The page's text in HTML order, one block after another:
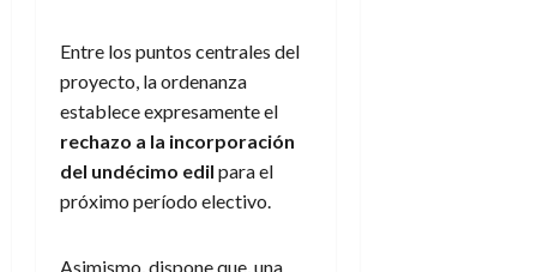
Entre los puntos centrales del
proyecto, la ordenanza
establece expresamente el
rechazo a la incorporación
del undécimo edil para el
próximo período electivo.
Asimismo, dispone que, una